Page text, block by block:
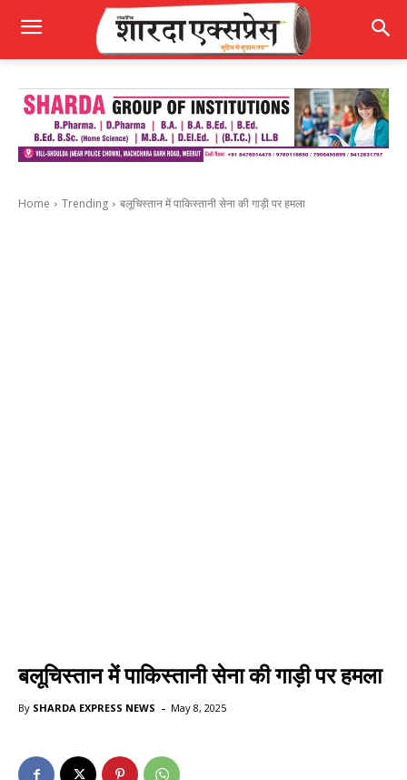
Home Trending बलूचिस्तान में पाकिस्तानी सेना की गाड़ी पर हमला
बलूचिस्तान में पाकिस्तानी सेना की गाड़ी पर हमला
By SHARDA EXPRESS NEWS - May 8, 2025